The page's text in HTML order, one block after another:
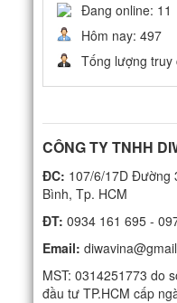
Đang online: 11
Hôm nay: 497
Tống lượng truy
CÔNG TY TNHH
ĐC: 107/6/17D Đường
Bình, Tp. HCM
ĐT: 0934 161 695 -
Email:
MST: 0314251773 do
đầu tư TP.HCM cấp